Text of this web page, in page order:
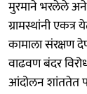
मुरमाने भरलेले
ग्रामस्थांनी
कामाला संरक्षण
वाढवण बंदर
आंदोलन शांततेत